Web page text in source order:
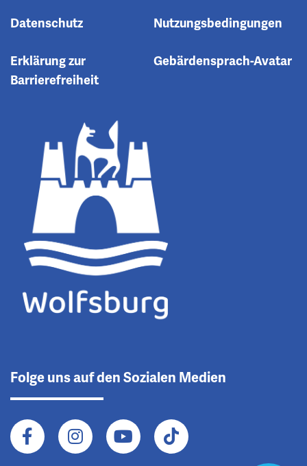
Datenschutz Nutzungsbedingungen
Erklärung zur
Barrierefreiheit
Gebärdensprach-Avatar
Folge uns auf den Sozialen Medien